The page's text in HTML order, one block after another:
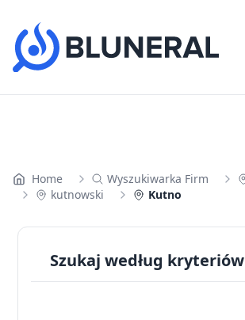
Home Wyszukiwarka Firm
kutnowski
Kutno
Szukaj według kryteriów